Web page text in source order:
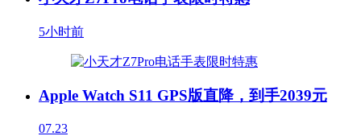
5小时前
Apple Watch S11 GPS版直降，到手2039元
07.23